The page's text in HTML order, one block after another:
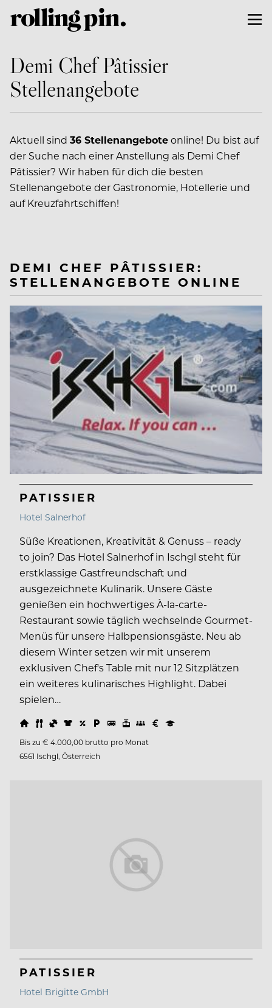
Demi Chef Pâtissier
Stellenangebote
Aktuell sind 36 Stellenangeboteonline! Du bist auf
der Suche nach einer Anstellung als Demi Chef
Pâtissier? Wir haben für dich die besten
Stellenangebote der Gastronomie, Hotellerie und
auf Kreuzfahrtschiffen!
DEMI CHEF PÂTISSIER:
STELLENANGEBOTE ONLINE
PATISSIER
Hotel Salnerhof
Süße Kreationen, Kreativität & Genuss – ready
to join? Das Hotel Salnerhof in Ischgl steht für
erstklassige Gastfreundschaft und
ausgezeichnete Kulinarik. Unsere Gäste
genießen ein hochwertiges À-la-carte-
Restaurant sowie täglich wechselnde Gourmet-
Menüs für unsere Halbpensionsgäste. Neu ab
diesem Winter setzen wir mit unserem
exklusiven Chef's Table mit nur 12 Sitzplätzen
ein weiteres kulinarisches Highlight. Dabei
spielen…
Bis zu € 4.000,00 brutto pro Monat
6561 Ischgl, Österreich
PATISSIER
Hotel Brigitte GmbH